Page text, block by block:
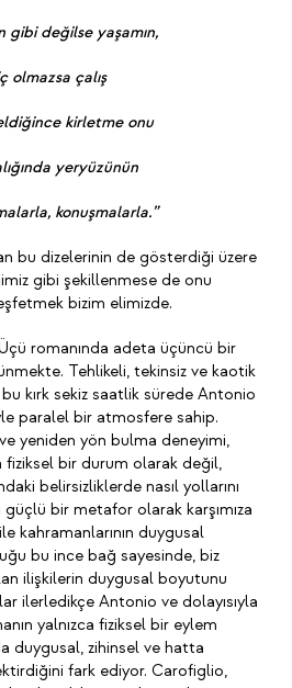
gibi değilse yaşamın,
olmazsa çalış
kirletme onu
yeryüzünün
konuşmalarla.”
bu dizelerinin de gösterdiği üzere
gibi şekillenmese de onu
bizim elimizde.
romanında adeta üçüncü bir
Tehlikeli, tekinsiz ve kaotik
kırk sekiz saatlik sürede Antonio
paralel bir atmosfere sahip.
yeniden yön bulma deneyimi,
fiziksel bir durum olarak değil,
belirsizliklerde nasıl yollarını
bir metafor olarak karşımıza
kahramanlarının duygusal
bu ince bağ sayesinde, biz
ilişkilerin duygusal boyutunu
ilerledikçe Antonio ve dolayısıyla
yalnızca fiziksel bir eylem
duygusal, zihinsel ve hatta
fark ediyor. Carofiglio,